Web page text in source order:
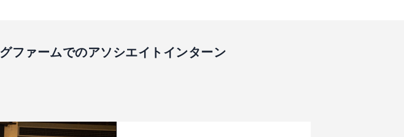
ファームでのアソシエイトインターン